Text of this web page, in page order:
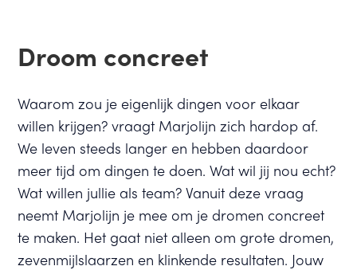
Droom concreet
Waarom zou je eigenlijk dingen voor elkaar
willen krijgen? vraagt Marjolijn zich hardop af.
We leven steeds langer en hebben daardoor
meer tijd om dingen te doen. Wat wil jij nou echt?
Wat willen jullie als team? Vanuit deze vraag
neemt Marjolijn je mee om je dromen concreet
te maken. Het gaat niet alleen om grote dromen,
zevenmijlslaarzen en klinkende resultaten. Jouw